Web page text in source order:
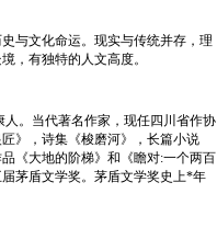
与文化命运。现实与传统并存，理
，有独特的人文高度。
。当代著名作家，现任四川省作协
》，诗集《梭磨河》，长篇小说
《大地的阶梯》和《瞻对:一个两百
茅盾文学奖。茅盾文学奖史上*年